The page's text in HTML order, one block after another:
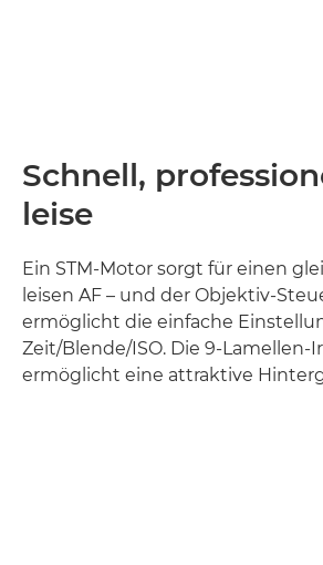
Schnell,
leise
Ein STM-Motor sorgt für einen
leisen AF – und der Objektiv-
ermöglicht die einfache
Zeit/Blende/ISO. Die 9-Lamellen-
ermöglicht eine attraktive